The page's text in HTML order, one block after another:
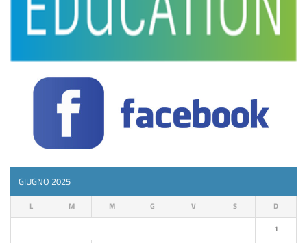
GIUGNO 2025
L M M G V S D
1